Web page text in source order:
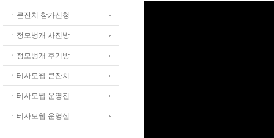
ㆍ큰잔치 참가신청
ㆍ정모벙개 사진방
ㆍ정모벙개 후기방
ㆍ테사모웹 큰잔치
ㆍ테사모웹 운영진
ㆍ테사모웹 운영실